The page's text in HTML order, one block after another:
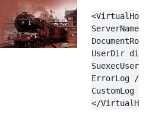
UserDir
ErrorLog /
CustomLog